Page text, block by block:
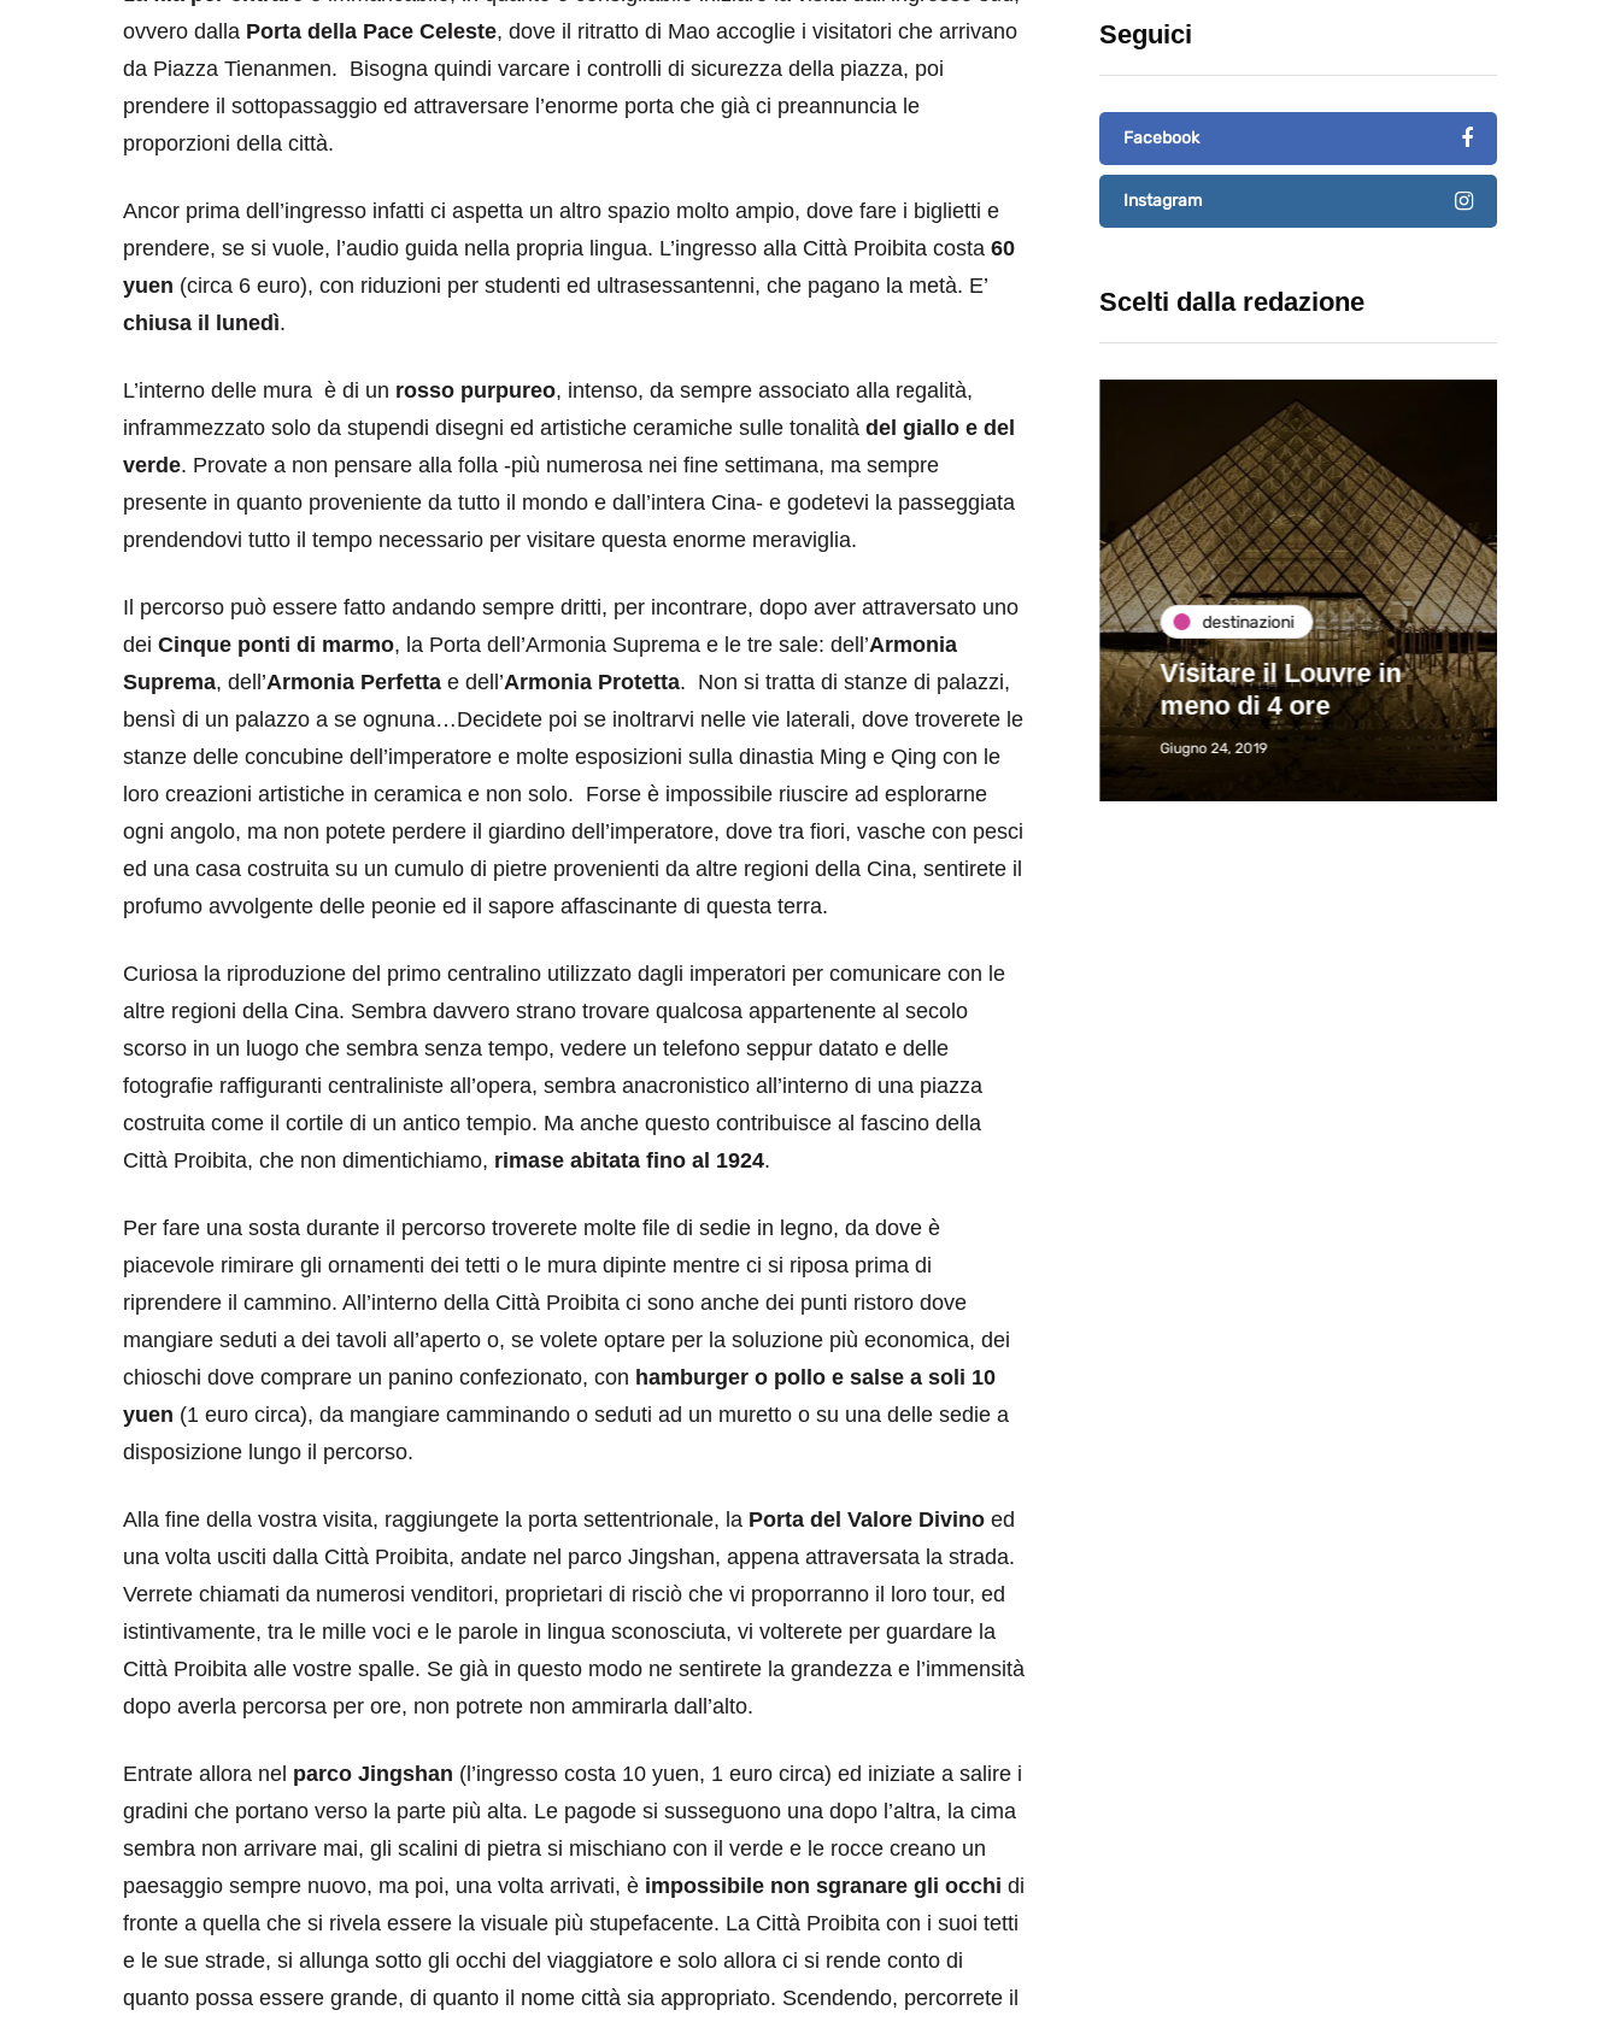
ovvero dalla Porta della Pace Celeste, dove il ritratto di Mao accoglie i visitatori che arrivano
da Piazza Tienanmen. Bisogna quindi varcare i controlli di sicurezza della piazza, poi
prendere il sottopassaggio ed attraversare l’enorme porta che già ci preannuncia le
proporzioni della città.
Ancor prima dell’ingresso infatti ci aspetta un altro spazio molto ampio, dove fare i biglietti e
prendere, se si vuole, l’audio guida nella propria lingua. L’ingresso alla Città Proibita costa 60
yuen (circa 6 euro), con riduzioni per studenti ed ultrasessantenni, che pagano la metà. E’
chiusa il lunedì.
L’interno delle mura è di un rosso purpureo, intenso, da sempre associato alla regalità,
inframmezzato solo da stupendi disegni ed artistiche ceramiche sulle tonalità del giallo e del
verde. Provate a non pensare alla folla -più numerosa nei fine settimana, ma sempre
presente in quanto proveniente da tutto il mondo e dall’intera Cina- e godetevi la passeggiata
prendendovi tutto il tempo necessario per visitare questa enorme meraviglia.
Il percorso può essere fatto andando sempre dritti, per incontrare, dopo aver attraversato uno
dei Cinque ponti di marmo, la Porta dell’Armonia Suprema e le tre sale: dell’Armonia
Suprema, dell’Armonia Perfetta e dell’Armonia Protetta. Non si tratta di stanze di palazzi,
bensì di un palazzo a se ognuna…Decidete poi se inoltrarvi nelle vie laterali, dove troverete le
stanze delle concubine dell’imperatore e molte esposizioni sulla dinastia Ming e Qing con le
loro creazioni artistiche in ceramica e non solo. Forse è impossibile riuscire ad esplorarne
ogni angolo, ma non potete perdere il giardino dell’imperatore, dove tra fiori, vasche con pesci
ed una casa costruita su un cumulo di pietre provenienti da altre regioni della Cina, sentirete il
profumo avvolgente delle peonie ed il sapore affascinante di questa terra.
Curiosa la riproduzione del primo centralino utilizzato dagli imperatori per comunicare con le
altre regioni della Cina. Sembra davvero strano trovare qualcosa appartenente al secolo
scorso in un luogo che sembra senza tempo, vedere un telefono seppur datato e delle
fotografie raffiguranti centraliniste all’opera, sembra anacronistico all’interno di una piazza
costruita come il cortile di un antico tempio. Ma anche questo contribuisce al fascino della
Città Proibita, che non dimentichiamo, rimase abitata fino al 1924.
Per fare una sosta durante il percorso troverete molte file di sedie in legno, da dove è
piacevole rimirare gli ornamenti dei tetti o le mura dipinte mentre ci si riposa prima di
riprendere il cammino. All’interno della Città Proibita ci sono anche dei punti ristoro dove
mangiare seduti a dei tavoli all’aperto o, se volete optare per la soluzione più economica, dei
chioschi dove comprare un panino confezionato, con hamburger o pollo e salse a soli 10
yuen (1 euro circa), da mangiare camminando o seduti ad un muretto o su una delle sedie a
disposizione lungo il percorso.
Alla fine della vostra visita, raggiungete la porta settentrionale, la Porta del Valore Divino ed
una volta usciti dalla Città Proibita, andate nel parco Jingshan, appena attraversata la strada.
Verrete chiamati da numerosi venditori, proprietari di risciò che vi proporranno il loro tour, ed
istintivamente, tra le mille voci e le parole in lingua sconosciuta, vi volterete per guardare la
Città Proibita alle vostre spalle. Se già in questo modo ne sentirete la grandezza e l’immensità
dopo averla percorsa per ore, non potrete non ammirarla dall’alto.
Entrate allora nel parco Jingshan (l’ingresso costa 10 yuen, 1 euro circa) ed iniziate a salire i
gradini che portano verso la parte più alta. Le pagode si susseguono una dopo l’altra, la cima
sembra non arrivare mai, gli scalini di pietra si mischiano con il verde e le rocce creano un
paesaggio sempre nuovo, ma poi, una volta arrivati, è impossibile non sgranare gli occhi di
fronte a quella che si rivela essere la visuale più stupefacente. La Città Proibita con i suoi tetti
e le sue strade, si allunga sotto gli occhi del viaggiatore e solo allora ci si rende conto di
quanto possa essere grande, di quanto il nome città sia appropriato. Scendendo, percorrete il
Seguici
Facebook
Instagram
Scelti dalla redazione
il Louvre in
di 4 ore
Paros e la Grecia di
Immaturi il Viaggio
Giugno 26, 2013
Eventi di aprile 2026 a
Rimini e dintorni
Marzo 31, 2026
destinazioni
Visitare il Louvre in
meno di 4 ore
Giugno 24, 2019